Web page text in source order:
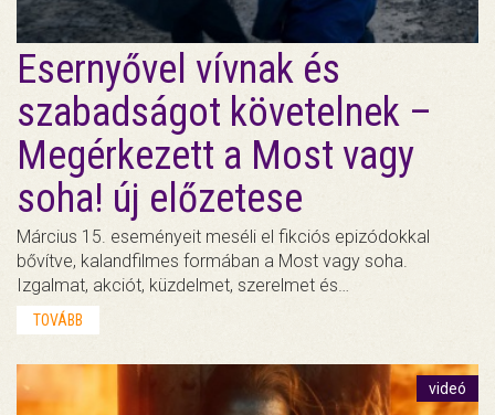
Esernyővel vívnak és
szabadságot követelnek –
Megérkezett a Most vagy
soha! új előzetese
Március 15. eseményeit meséli el fikciós epizódokkal
bővítve, kalandfilmes formában a Most vagy soha.
Izgalmat, akciót, küzdelmet, szerelmet és…
TOVÁBB
videó